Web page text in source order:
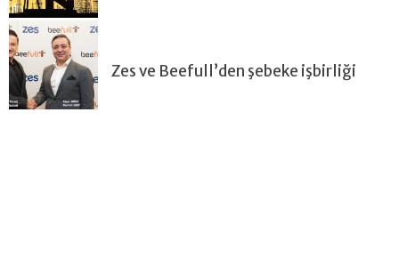
Zes ve Beefull’den şebeke işbirliği